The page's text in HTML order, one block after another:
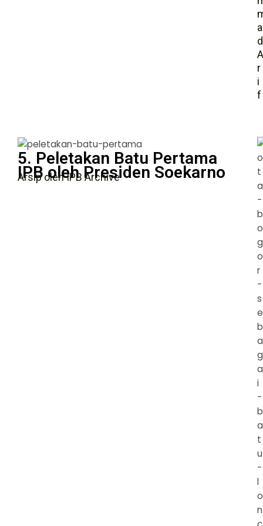
a
d
A
r
i
f
5. Peletakan Batu Pertama
IPB oleh Presiden Soekarno
Arsip oleh IPB Archive